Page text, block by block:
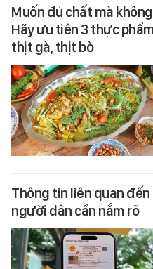
Muốn đủ chất mà
Hãy ưu tiên 3 thực
thịt gà, thịt bò
Thông tin liên quan
người dân cần nắm rõ